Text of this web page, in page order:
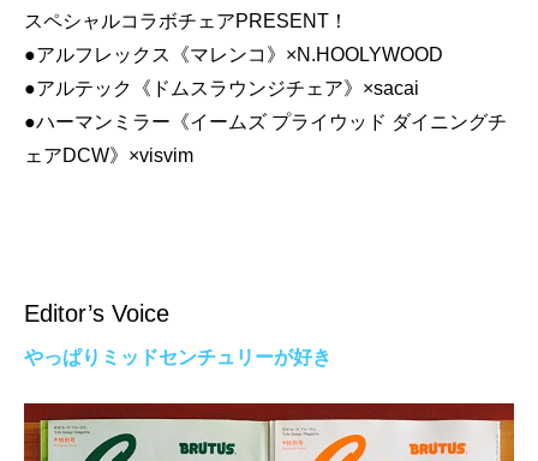
スペシャルコラボチェアPRESENT！
●アルフレックス《マレンコ》×N.HOOLYWOOD
●アルテック《ドムスラウンジチェア》×sacai
●ハーマンミラー《イームズ プライウッド ダイニングチ
ェアDCW》×visvim
Editor’s Voice
やっぱりミッドセンチュリーが好き